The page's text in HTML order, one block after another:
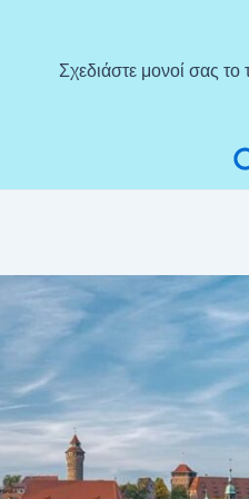
Σχεδιάστε μονοί σας το